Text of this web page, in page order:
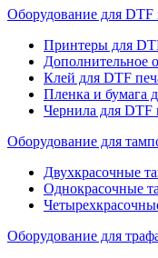
Оборудование для DTF
Принтеры для
Дополнительное
Клей для DTF
Пленка и бумага
Чернила для DTF
Оборудование для
Двухкрасочные
Однокрасочные
Оборудование для